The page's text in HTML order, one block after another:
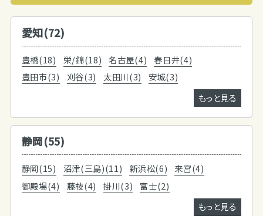
愛知(72)
豊橋(18) 栄/錦(18) 名古屋(4)
春日井(4)
豊田市(3)
刈谷(3) 太田川(3)
安城(3)
もっと見る
静岡(55)
静岡(15) 沼津(三島)(11) 新浜松(6)
来宮(4)
御殿場(4)
藤枝(4) 掛川(3)
富士(2)
もっと見る